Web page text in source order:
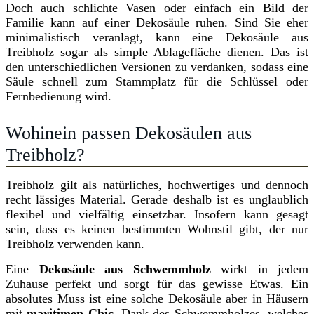
Doch auch schlichte Vasen oder einfach ein Bild der
Familie kann auf einer Dekosäule ruhen. Sind Sie eher
minimalistisch veranlagt, kann eine Dekosäule aus
Treibholz sogar als simple Ablagefläche dienen. Das ist
den unterschiedlichen Versionen zu verdanken, sodass eine
Säule schnell zum Stammplatz für die Schlüssel oder
Fernbedienung wird.
Wohinein passen Dekosäulen aus
Treibholz?
Treibholz gilt als natürliches, hochwertiges und dennoch
recht lässiges Material. Gerade deshalb ist es unglaublich
flexibel und vielfältig einsetzbar. Insofern kann gesagt
sein, dass es keinen bestimmten Wohnstil gibt, der nur
Treibholz verwenden kann.
Eine Dekosäule aus Schwemmholzwirkt in jedem
Zuhause perfekt und sorgt für das gewisse Etwas. Ein
absolutes Muss ist eine solche Dekosäule aber in Häusern